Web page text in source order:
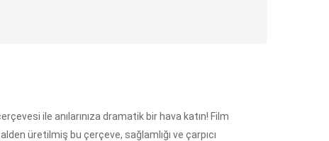
ile anılarınıza dramatik bir hava katın! Film
üretilmiş bu çerçeve, sağlamlığı ve çarpıcı